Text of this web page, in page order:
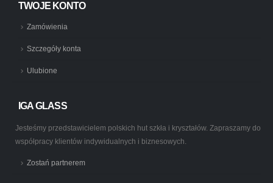
TWOJE KONTO
Zamówienia
Szczegóły konta
Ulubione
IGA GLASS
Jesteśmy przedstawicielem polskich hut szkła i kryształów. Zapraszamy do
współpracy klientów indywidualnych i biznesowych.
Zostań partnerem